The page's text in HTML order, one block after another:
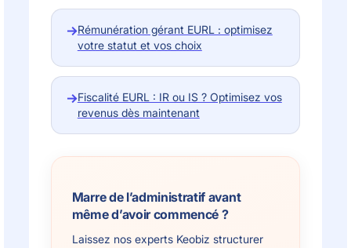
→Rémunération gérant EURL : optimisez
votre statut et vos choix
→Fiscalité EURL : IR ou IS ? Optimisez vos
revenus dès maintenant
Marre de l’administratif avant
même d’avoir commencé ?
Laissez nos experts Keobiz structurer